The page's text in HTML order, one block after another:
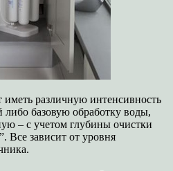
иметь различную интенсивность
либо базовую обработку воды,
– с учетом глубины очистки
Все зависит от уровня